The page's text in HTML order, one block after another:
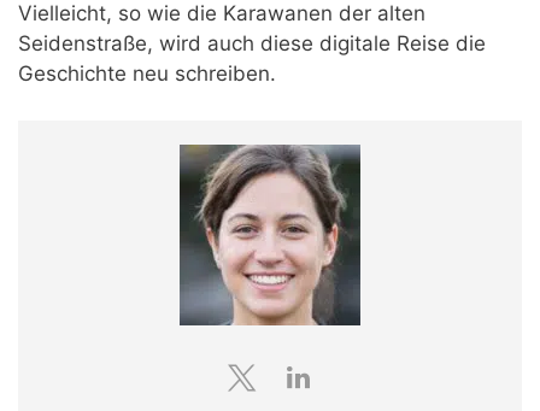
Vielleicht, so wie die Karawanen der alten
Seidenstraße, wird auch diese digitale Reise die
Geschichte neu schreiben.